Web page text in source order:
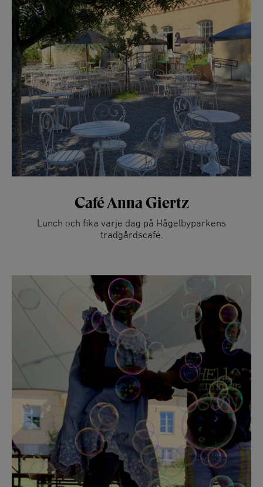
Café Anna Giertz
Lunch och fika varje dag på Hågelbyparkens
trädgårdscafé.